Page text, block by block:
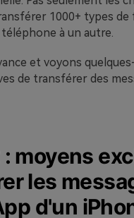
1000+ types de
à un autre.
et voyons
de transférer des
: moyens
les
d'un